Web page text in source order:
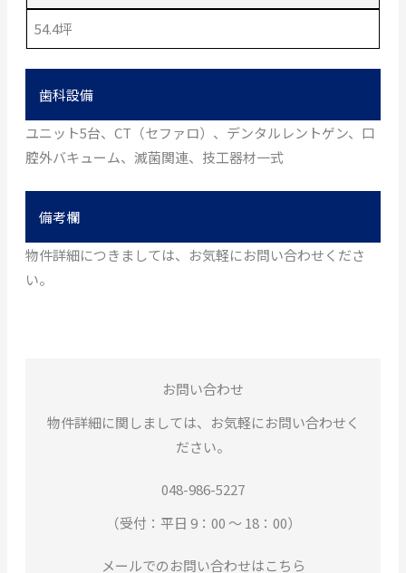
54.4坪
歯科設備
ユニット5台、CT（セファロ）、デンタルレントゲン、口
腔外バキューム、滅菌関連、技工器材一式
備考欄
物件詳細につきましては、お気軽にお問い合わせくださ
い。
お問い合わせ
物件詳細に関しましては、お気軽にお問い合わせく
ださい。
048-986-5227
（受付：平日 9：00 ～ 18：00）
メールでのお問い合わせはこちら